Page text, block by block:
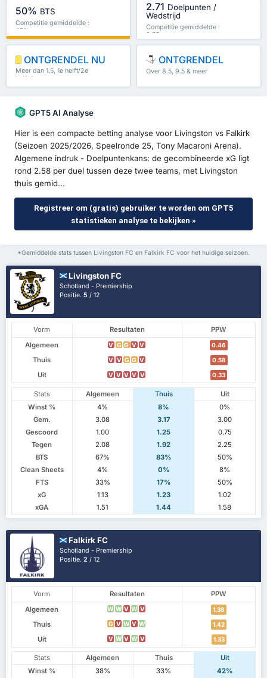
50% BTS
Competitie gemiddelde :
47%
2.71 Doelpunten /
Wedstrijd
Competitie gemiddelde :
2.55
ONTGRENDEL NU
Meer dan 1.5, 1e helft/2e
helft & meer
ONTGRENDEL
Over 8.5, 9.5 & meer
GPT5 AI Analyse
Hier is een compacte betting analyse voor Livingston vs Falkirk
(Seizoen 2025/2026, Speelronde 25, Tony Macaroni Arena).
Algemene indruk - Doelpuntenkans: de gecombineerde xG ligt
rond 2.58 per duel tussen deze twee teams, met Livingston
thuis gemid...
Registreer om (gratis) gebruiker te worden om GPT5
statistieken analyse te bekijken »
*Gemiddelde stats tussen Livingston FC en Falkirk FC voor het huidige seizoen.
Livingston FC
Schotland - Premiership
Positie.5 / 12
Vorm Resultaten
PPW
Algemeen
V G G V V 0.46
Thuis V V G G V 0.58
Uit V V V V V 0.33
Stats Algemeen Thuis
Uit
Winst %
4% 8%
0%
Gem.
3.08 3.17
3.00
Gescoord
1.00 1.25
0.75
Tegen
2.08 1.92
2.25
BTS
67% 83%
50%
Clean Sheets
4% 0%
8%
FTS
33% 17%
50%
xG
1.13 1.23
1.02
xGA
1.51 1.44 1.58
Falkirk FC
Schotland - Premiership
Positie.2 / 12
Vorm Resultaten
PPW
Algemeen
W W V W V 1.38
Thuis G V W V W 1.42
Uit V W V W V 1.33
Stats Algemeen Thuis
Uit
Winst %
38% 33%
42%